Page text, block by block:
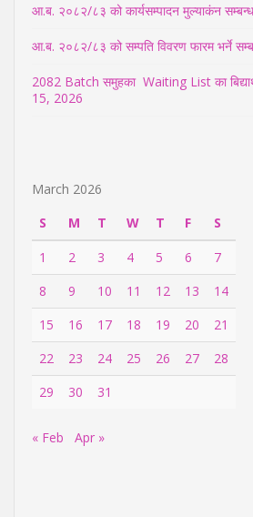
आ.ब. २०८२/८३ को कार्यसम्पादन मुल्याकंन
आ.ब. २०८२/८३ को सम्पति विवरण फारम भर्ने
2082 Batch समुहका Waiting List का
15, 2026
March 2026
S
M T W T F
S
1
2 3 4 5 6
7
8
9 10 11 12 13
14
15
16 17 18 19 20
21
22
23 24 25 26 27
28
29
30 31
« Feb Apr »